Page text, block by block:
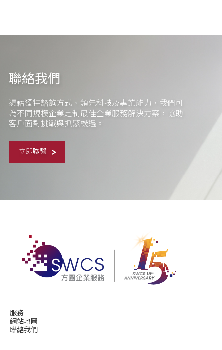
聯絡我們
憑藉獨特諮詢方式、領先科技及專業能力，我們可
為不同規模企業定制最佳企業服務解決方案，協助
客戶面對挑戰與抓緊機遇。
立即聯繫
服務
網站地圖
聯絡我們